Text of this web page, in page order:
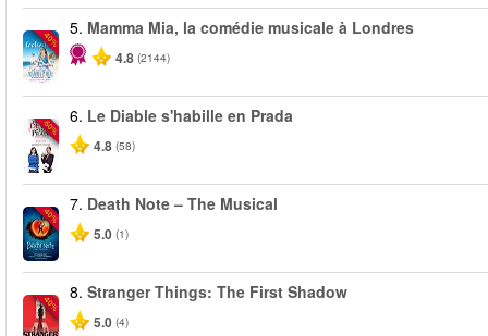
-40%
5. Mamma Mia, la comédie musicale à Londres
4.8 (2144)
-50%
6. Le Diable s'habille en Prada
4.8 (58)
-40%
7. Death Note – The Musical
5.0 (1)
-40%
8. Stranger Things: The First Shadow
5.0 (4)